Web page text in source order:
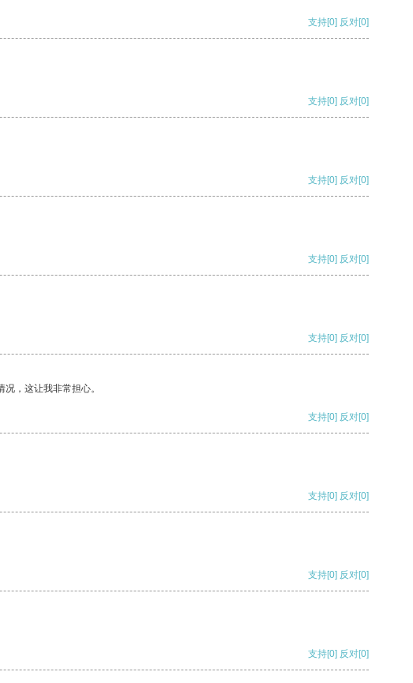
支持[0] 反对[0]
支持[0] 反对[0]
支持[0] 反对[0]
支持[0] 反对[0]
支持[0] 反对[0]
，这让我非常担心。
支持[0] 反对[0]
支持[0] 反对[0]
支持[0] 反对[0]
支持[0] 反对[0]